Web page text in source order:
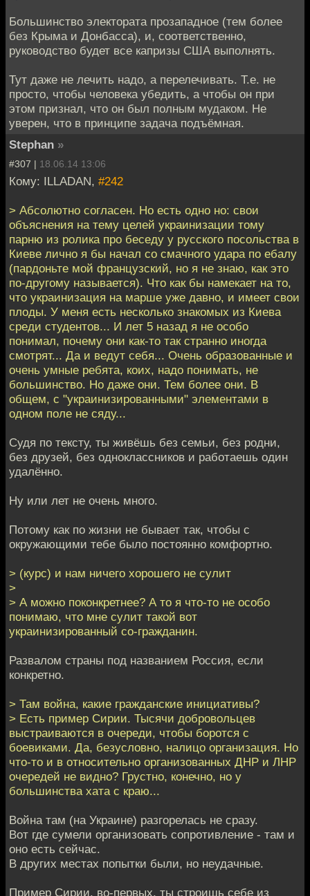
Большинство электората прозападное (тем более
без Крыма и Донбасса), и, соответственно,
руководство будет все капризы США выполнять.
Тут даже не лечить надо, а перелечивать. Т.е. не
просто, чтобы человека убедить, а чтобы он при
этом признал, что он был полным мудаком. Не
уверен, что в принципе задача подъёмная.
Stephan »
#307 | 18.06.14 13:06
Кому: ILLADAN, #242
> Абсолютно согласен. Но есть одно но: свои
объяснения на тему целей украинизации тому
парню из ролика про беседу у русского посольства в
Киеве лично я бы начал со смачного удара по ебалу
(пардоньте мой французский, но я не знаю, как это
по-другому называется). Что как бы намекает на то,
что украинизация на марше уже давно, и имеет свои
плоды. У меня есть несколько знакомых из Киева
среди студентов... И лет 5 назад я не особо
понимал, почему они как-то так странно иногда
смотрят... Да и ведут себя... Очень образованные и
очень умные ребята, коих, надо понимать, не
большинство. Но даже они. Тем более они. В
общем, с "украинизированными" элементами в
одном поле не сяду...
Судя по тексту, ты живёшь без семьи, без родни,
без друзей, без одноклассников и работаешь один
удалённо.
Ну или лет не очень много.
Потому как по жизни не бывает так, чтобы с
окружающими тебе было постоянно комфортно.
> (курс) и нам ничего хорошего не сулит
>
> А можно поконкретнее? А то я что-то не особо
понимаю, что мне сулит такой вот
украинизированный со-гражданин.
Развалом страны под названием Россия, если
конкретно.
> Там война, какие гражданские инициативы?
> Есть пример Сирии. Тысячи добровольцев
выстраиваются в очереди, чтобы боротся с
боевиками. Да, безусловно, налицо организация. Но
что-то и в относительно организованных ДНР и ЛНР
очередей не видно? Грустно, конечно, но у
большинства хата с краю...
Война там (на Украине) разгорелась не сразу.
Вот где сумели организовать сопротивление - там и
оно есть сейчас.
В других местах попытки были, но неудачные.
Пример Сирии, во-первых, ты строишь себе из